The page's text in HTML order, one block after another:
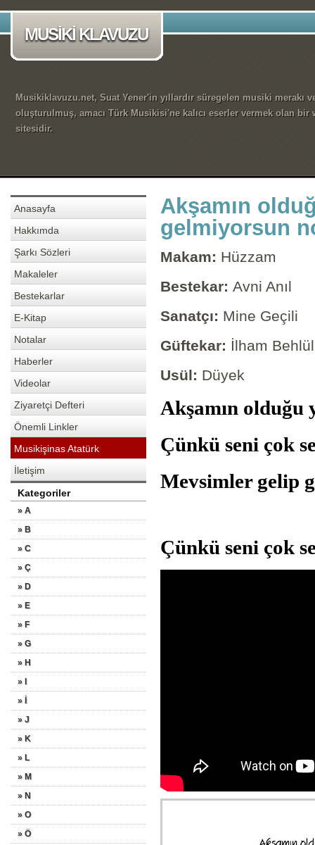
MUSİKİ KLAVUZU
Musikiklavuzu.net, Suat Yener'in yıllardır süregelen musiki merakı
oluşturulmuş, amacı Türk Musikisi'ne kalıcı eserler vermek olan bir
sitesidir.
Anasayfa
Hakkımda
Şarkı Sözleri
Makaleler
Bestekarlar
E-Kitap
Notalar
Haberler
Videolar
Ziyaretçi Defteri
Önemli Linkler
Musikişinas Atatürk
İletişim
Kategoriler
» A
» B
» C
» Ç
» D
» E
» F
» G
» H
» I
» İ
» J
» K
» L
» M
» N
» O
» Ö
Akşamın
gelmiyorsun
Makam: Hüzzam
Bestekar: Avni Anıl
Sanatçı: Mine Geçili
Güftekar: İlham
Usül: Düyek
Akşamın
Çünkü seni çok
Mevsimler gelip
Çünkü seni çok